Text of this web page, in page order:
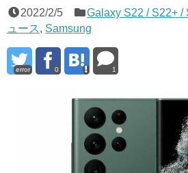
2022/2/5 Galaxy S22 / S22+ /
ュース, Samsung
error 0 1